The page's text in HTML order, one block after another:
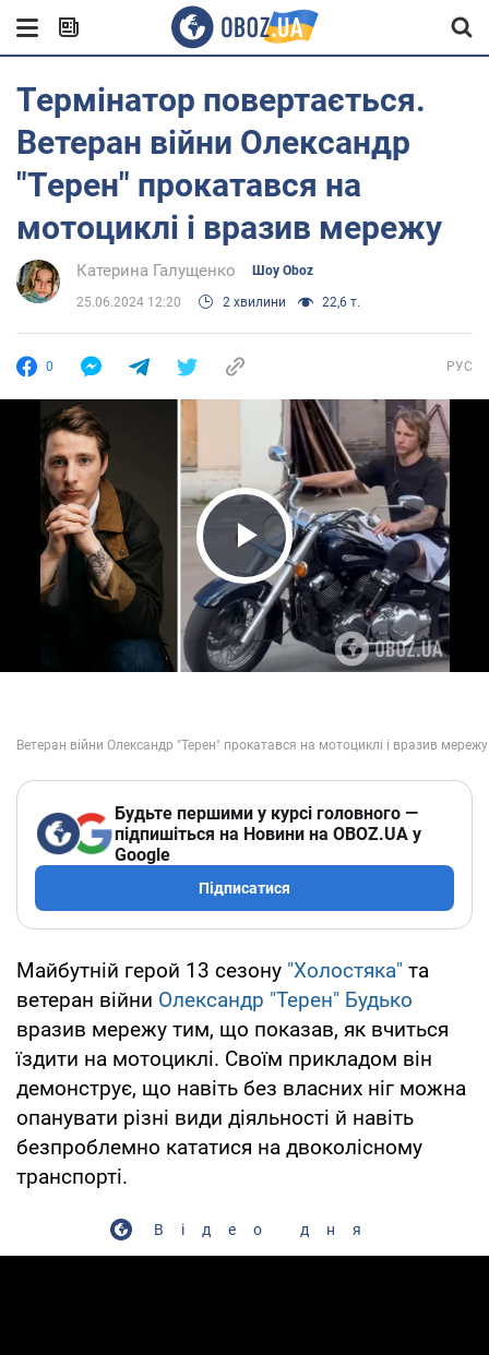
Термінатор повертається.
Ветеран війни Олександр
"Терен" прокатався на
мотоциклі і вразив мережу
Катерина Галущенко Шоу Oboz
25.06.2024 12:20 2 хвилини 22,6 т.
0 РУС
Play Video
Будьте першими у курсі головного —
підпишіться на Новини на OBOZ.UA у
Google
Підписатися
Майбутній герой 13 сезону "Холостяка" та
ветеран війни Олександр "Терен" Будько
вразив мережу тим, що показав, як вчиться
їздити на мотоциклі. Своїм прикладом він
демонструє, що навіть без власних ніг можна
опанувати різні види діяльності й навіть
безпроблемно кататися на двоколісному
транспорті.
Відео дня